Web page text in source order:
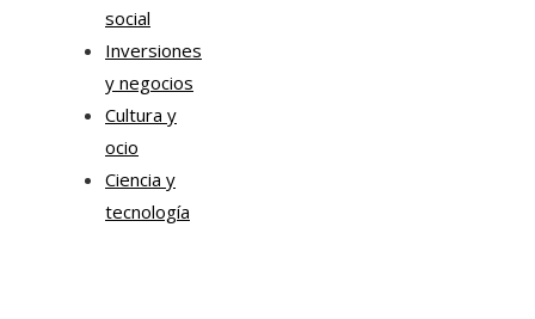
social
Inversiones
y negocios
Cultura y
ocio
Ciencia y
tecnología